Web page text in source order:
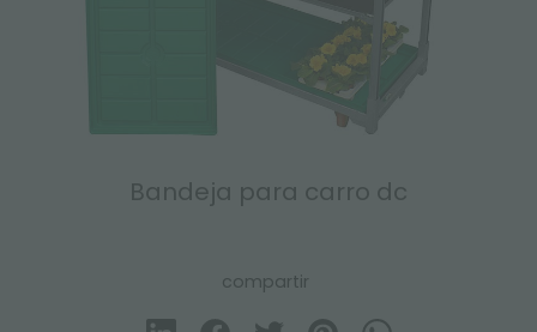
Bandeja para carro dc
compartir